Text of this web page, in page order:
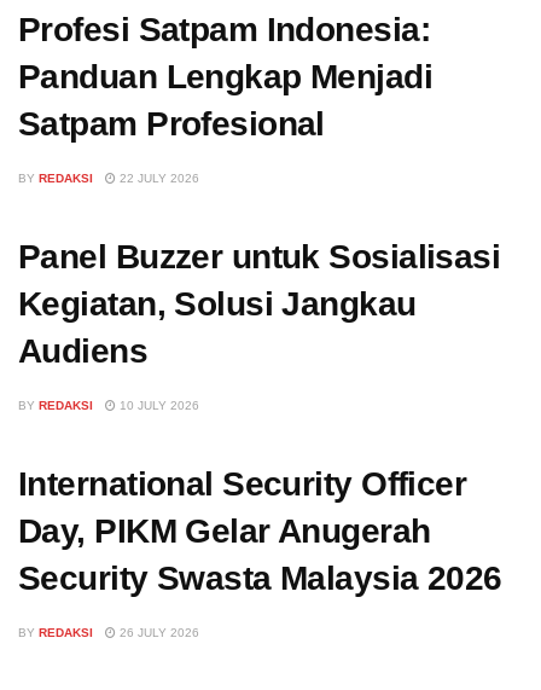
Profesi Satpam Indonesia:
Panduan Lengkap Menjadi
Satpam Profesional
BY REDAKSI 22 JULY 2026
Panel Buzzer untuk Sosialisasi
Kegiatan, Solusi Jangkau
Audiens
BY REDAKSI 10 JULY 2026
International Security Officer
Day, PIKM Gelar Anugerah
Security Swasta Malaysia 2026
BY REDAKSI 26 JULY 2026